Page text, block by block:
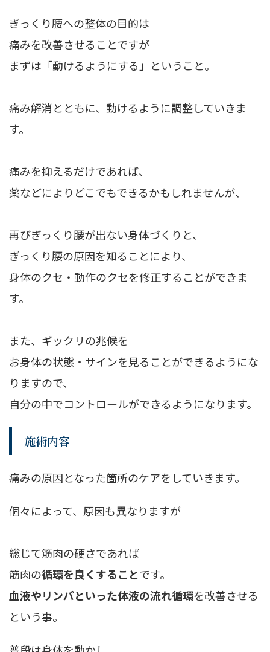
ぎっくり腰への整体の目的は
痛みを改善させることですが
まずは 「動けるようにする」 ということ。
痛み解消とともに、動けるように調整していきま
す。
痛みを抑えるだけであれば、
薬などによりどこでもできるかもしれませんが、
再びぎっくり腰が出ない身体づくりと、
ぎっくり腰の原因を知ることにより、
身体のクセ・動作のクセを修正することができま
す。
また、ギックリの兆候を
お身体の状態・サインを見ることができるようにな
りますので、
自分の中でコントロールができるようになります。
施術内容
痛みの原因となった箇所のケアをしていきます。
個々によって、原因も異なりますが
総じて筋肉の硬さであれば
筋肉の循環を良くすることです。
血液やリンパといった体液の流れ循環を改善させる
という事。